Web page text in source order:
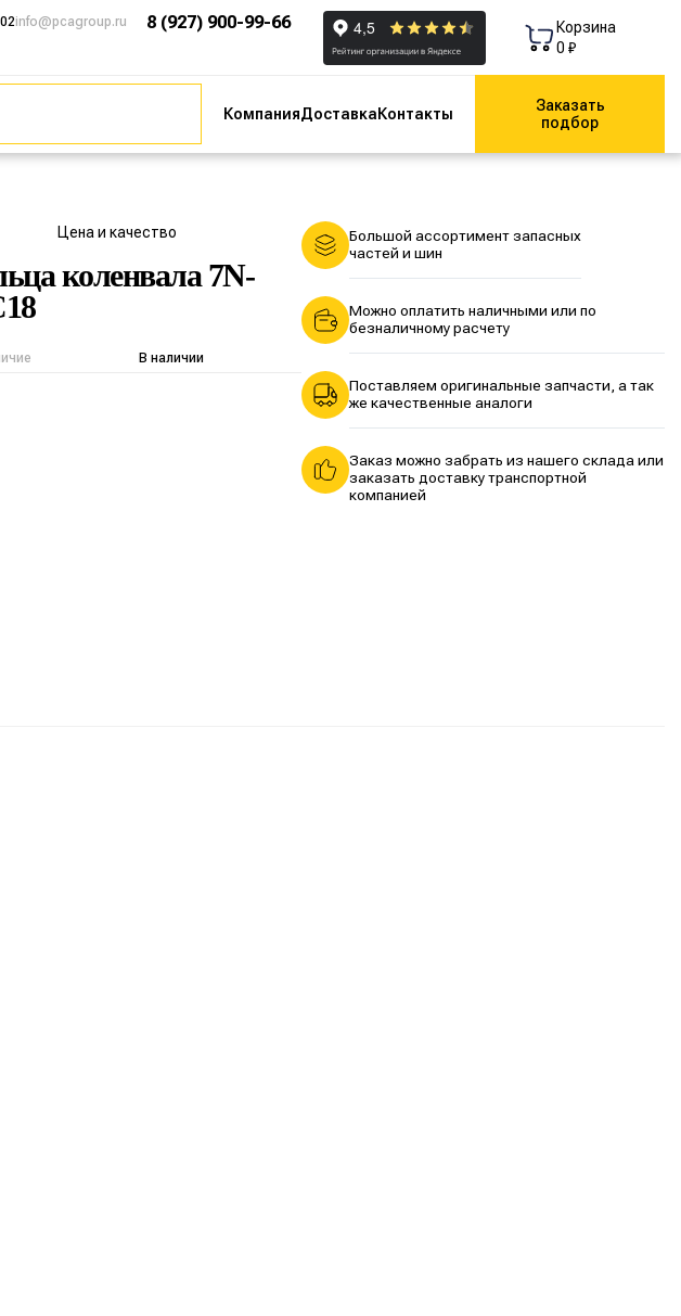
info@pcagroup.ru
8 (927) 900-99-66
Корзина
0 ₽
КомпанияДоставкаКонтакты
Заказать
подбор
Цена и качество
коленвала 7N-
В наличии
Большой ассортимент запасных
частей и шин
Можно оплатить наличными или по
безналичному расчету
Поставляем оригинальные запчасти, а так
же качественные аналоги
Заказ можно забрать из нашего склада или
заказать доставку транспортной
компанией